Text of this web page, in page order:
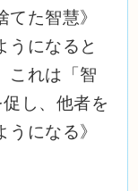
た智慧》
うになると
これは「智
し、他者を
になる》